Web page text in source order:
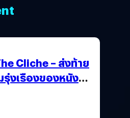
Cliche – ส่งท้าย
งเรืองของหนัง